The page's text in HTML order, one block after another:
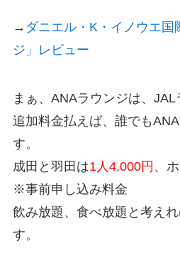
→ ダニエル・K・イノウエ国
ジ」レビュー
まぁ、ANAラウンジは、JAL
追加料金払えば、誰でも
す。
成田と羽田は1人4,000円 、
※事前申し込み料金
飲み放題、食べ放題と考え
す。